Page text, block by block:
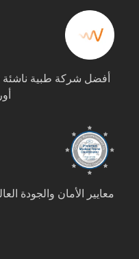
أفضل شركة طبية ناشئة في
الأمان والجودة العالية